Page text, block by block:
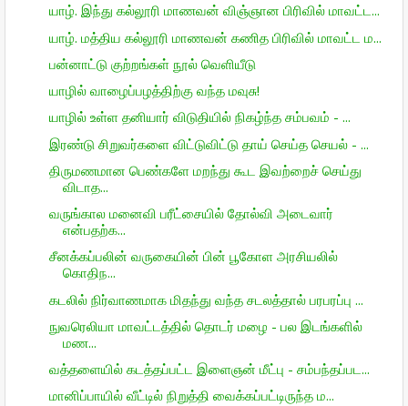
யாழ். இந்து கல்லூரி மாணவன் விஞ்ஞான பிரிவில் மாவட்ட...
யாழ். மத்திய கல்லூரி மாணவன் கணித பிரிவில் மாவட்ட ம...
பன்னாட்டு குற்றங்கள் நூல் வெளியீடு
யாழில் வாழைப்பழத்திற்கு வந்த மவுசு!
யாழில் உள்ள தனியார் விடுதியில் நிகழ்ந்த சம்பவம் - ...
இரண்டு சிறுவர்களை விட்டுவிட்டு தாய் செய்த செயல் - ...
திருமணமான பெண்களே மறந்து கூட இவற்றைச் செய்து
விடாத...
வருங்கால மனைவி பரீட்சையில் தோல்வி அடைவார்
என்பதற்க...
சீனக்கப்பலின் வருகையின் பின் பூகோள அரசியலில்
கொதிந...
கடலில் நிர்வாணமாக மிதந்து வந்த சடலத்தால் பரபரப்பு ...
நுவரெலியா மாவட்டத்தில் தொடர் மழை - பல இடங்களில்
மண...
வத்தளையில் கடத்தப்பட்ட இளைஞன் மீட்பு - சம்பந்தப்பட...
மானிப்பாயில் வீட்டில் நிறுத்தி வைக்கப்பட்டிருந்த ம...